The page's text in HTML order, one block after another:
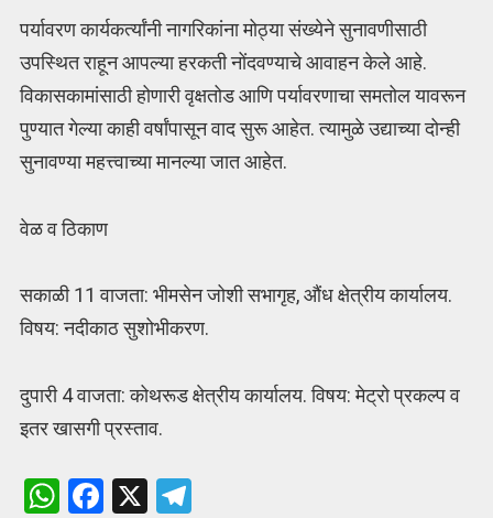
पर्यावरण कार्यकर्त्यांनी नागरिकांना मोठ्या संख्येने सुनावणीसाठी
उपस्थित राहून आपल्या हरकती नोंदवण्याचे आवाहन केले आहे.
विकासकामांसाठी होणारी वृक्षतोड आणि पर्यावरणाचा समतोल यावरून
पुण्यात गेल्या काही वर्षांपासून वाद सुरू आहेत. त्यामुळे उद्याच्या दोन्ही
सुनावण्या महत्त्वाच्या मानल्या जात आहेत.
वेळ व ठिकाण
सकाळी 11 वाजता: भीमसेन जोशी सभागृह, औंध क्षेत्रीय कार्यालय.
विषय: नदीकाठ सुशोभीकरण.
दुपारी 4 वाजता: कोथरूड क्षेत्रीय कार्यालय. विषय: मेट्रो प्रकल्प व
इतर खासगी प्रस्ताव.
W
F
X